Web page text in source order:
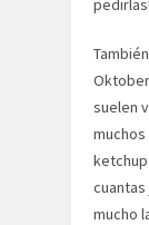
pedirlas!
suelen
mucho